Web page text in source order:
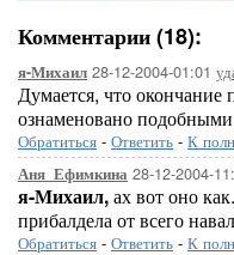
Комментарии (18):
я-Михаил 28-12-2004-01:01
Думается, что окончание
ознаменовано
Обратиться - Ответить - К
Аня_Ефимкина 28-12-2004-
я-Михаил,ах вот оно
прибалдела от всего
Обратиться - Ответить - К